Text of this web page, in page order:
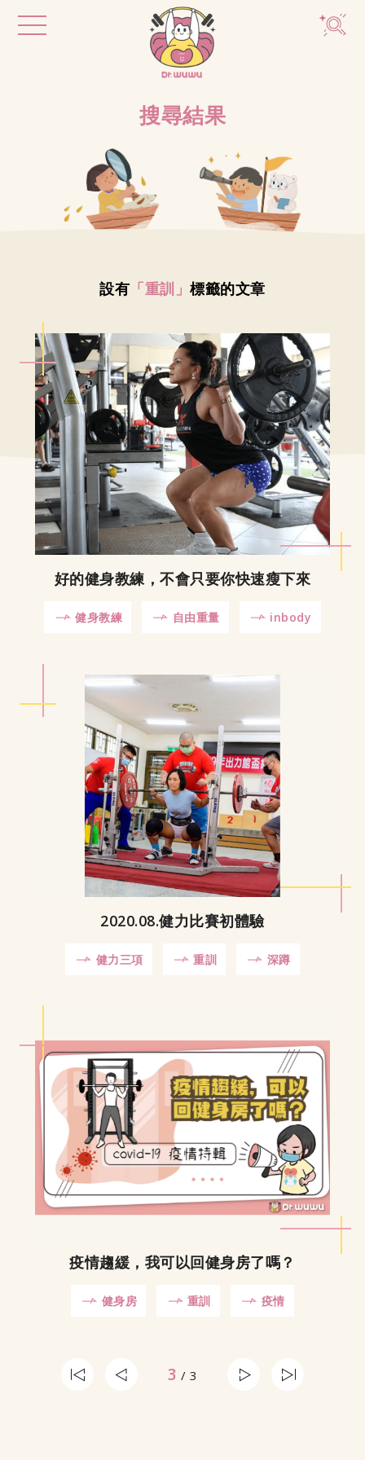
搜尋結果
設有 「重訓」標籤的文章
好的健身教練，不會只要你快速瘦下來
健身教練 自由重量 inbody
2020.08.健力比賽初體驗
健力三項 重訓 深蹲
疫情趨緩，我可以回健身房了嗎？
健身房 重訓 疫情
3 / 3